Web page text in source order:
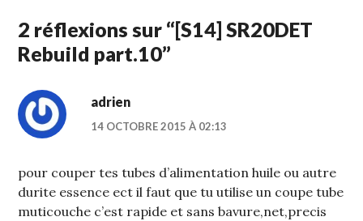
2 réflexions sur “[S14] SR20DET
Rebuild part.10”
adrien
14 OCTOBRE 2015 À 02:13
pour couper tes tubes d’alimentation huile ou autre
durite essence ect il faut que tu utilise un coupe tube
muticouche c’est rapide et sans bavure,net,precis